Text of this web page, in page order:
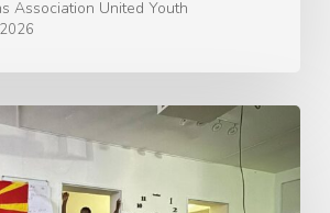
Association United Youth